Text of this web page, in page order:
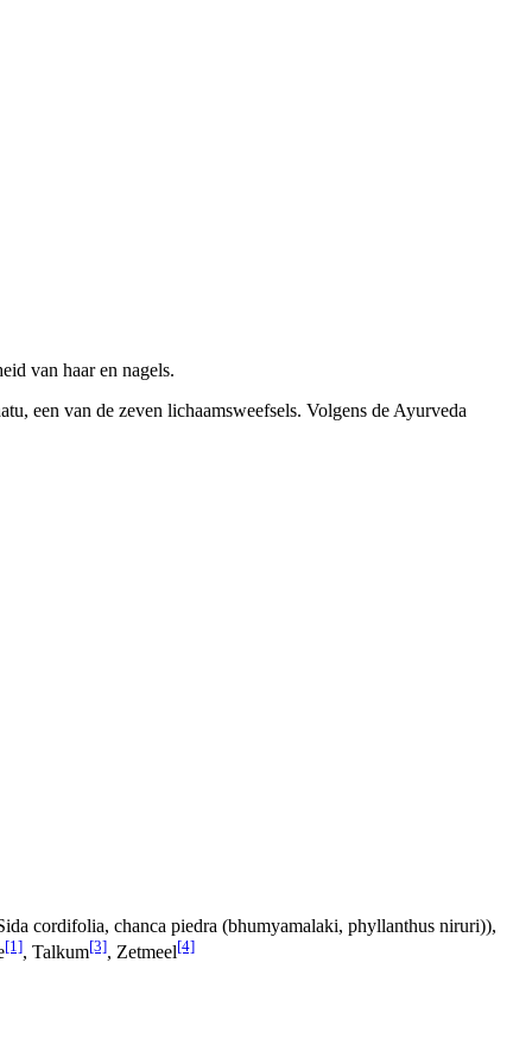
van haar en nagels.
een van de zeven lichaamsweefsels. Volgens de Ayurveda
cordifolia, chanca piedra (bhumyamalaki, phyllanthus niruri)),
[1], Talkum[3], Zetmeel[4]